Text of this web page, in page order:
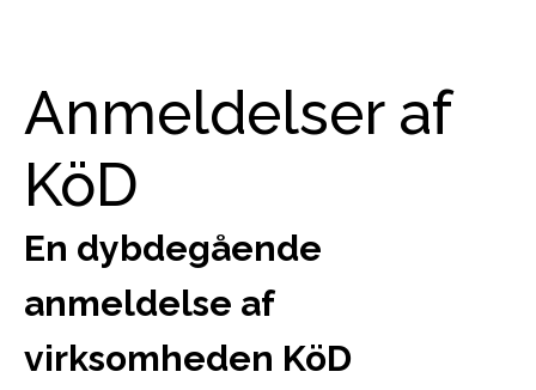
Anmeldelser af
KöD
En dybdegående
anmeldelse af
virksomheden KöD